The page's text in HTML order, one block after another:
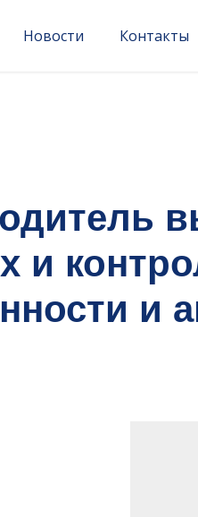
Новости Контакты
и
и